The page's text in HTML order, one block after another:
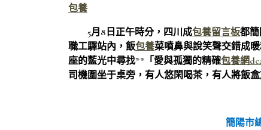
包養
5月8日正午時分，四川成包養留言板都
職工驛站內，飯包養菜噴鼻與說笑聲交錯成
座的藍光中尋找**「愛與孤獨的精確包養網
司機圍坐于桌旁，有人悠閑喝茶，有人將飯盒
簡陽市